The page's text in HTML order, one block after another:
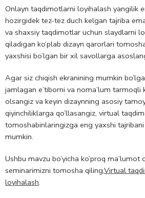
Onlayn taqdimotlarni loyihalash yangilik
hozirgidek tez-tez duch kelgan tajriba
va shaxsiy taqdimotlar uchun slaydlarni
qiladigan ko’plab dizayn qarorlari
yaxshisi bo’lgan bir xil savollarga
Agar siz chiqish ekranining mumkin
jamlagan e’tiborni va noma’lum tarmoqli
olsangiz va keyin dizaynning asosiy
qiyinchiliklarga qo’llasangiz, virtual
tomoshabinlaringizga eng yaxshi
mumkin.
Ushbu mavzu bo’yicha ko’proq ma’lumot
seminarimizni tomosha qiling,Virtual
loyihalash.